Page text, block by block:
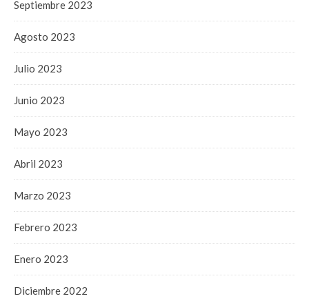
Septiembre 2023
Agosto 2023
Julio 2023
Junio 2023
Mayo 2023
Abril 2023
Marzo 2023
Febrero 2023
Enero 2023
Diciembre 2022